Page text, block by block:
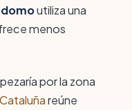
domoutiliza una
menos
por la zona
Cataluñareúne